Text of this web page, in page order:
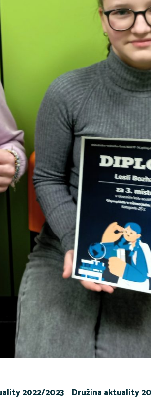
2022/2023 Družina aktuality